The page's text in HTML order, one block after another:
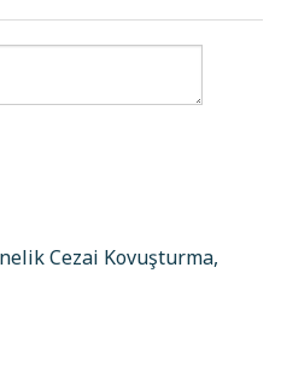
Cezai Kovuşturma,